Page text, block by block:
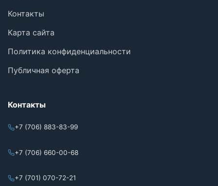
Контакты
Карта сайта
Политика конфиденциальности
Публичная оферта
Контакты
+7 (706) 883-83-99
+7 (706) 660-00-68
+7 (701) 070-72-21